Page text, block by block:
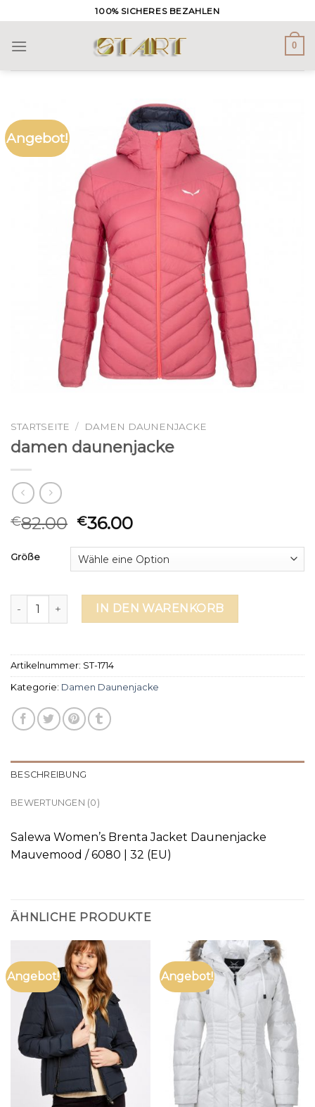
to
content
100% SICHERES BEZAHLEN
0
Angebot!
STARTSEITE / DAMEN DAUNENJACKE
damen daunenjacke
€82.00 €36.00
Größe
damen daunenjacke MengeIN DEN WARENKORB
Artikelnummer: ST-1714
Kategorie: Damen Daunenjacke
BESCHREIBUNG
BEWERTUNGEN (0)
Salewa Women’s Brenta Jacket Daunenjacke
Mauvemood / 6080 | 32 (EU)
ÄHNLICHE PRODUKTE
Angebot! Angebot!